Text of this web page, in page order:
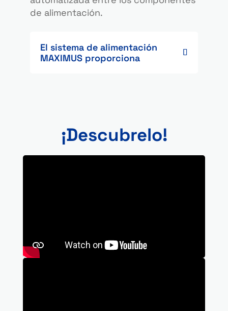
de alimentación.
El sistema de alimentación
MAXIMUS proporciona
¡Descubrelo!